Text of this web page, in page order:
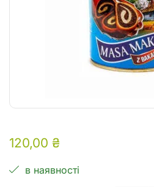
120,00 ₴
в наявності